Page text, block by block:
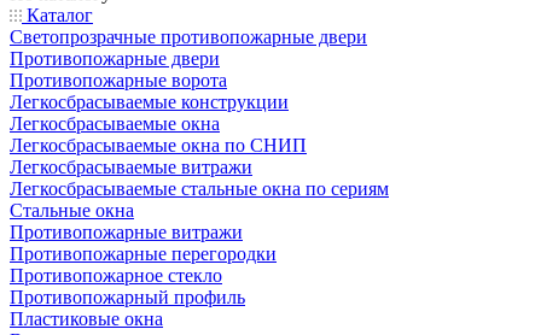
Каталог
Светопрозрачные противопожарные двери
Противопожарные двери
Противопожарные ворота
Легкосбрасываемые конструкции
Легкосбрасываемые окна
Легкосбрасываемые окна по СНИП
Легкосбрасываемые витражи
Легкосбрасываемые стальные окна по сериям
Стальные окна
Противопожарные витражи
Противопожарные перегородки
Противопожарное стекло
Противопожарный профиль
Пластиковые окна